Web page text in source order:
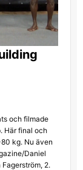
och filmade
Här final och
kg. Nu även
Daniel
2.